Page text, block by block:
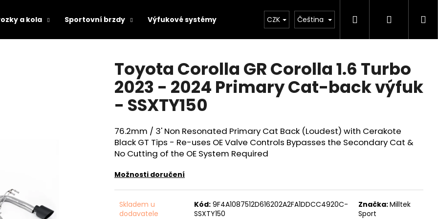
a kola Sportovní brzdy Výfukové systémy Chiptuning Projekty Exteriér Ostatní
CZK Čeština Hledat
Toyota Corolla GR Corolla 1.6 Turbo
2023 - 2024 Primary Cat-back výfuk
- SSXTY150
76.2mm / 3' Non Resonated Primary Cat Back (Loudest) with Cerakote
Black GT Tips - Re-uses OE Valve Controls Bypasses the Secondary Cat &
No Cutting of the OE System Required
Možnosti doručení
Skladem u
dodavatele
Kód: 9F4A1087512D616202A2FA1DDCC4920C-
SSXTY150
Značka:Milltek
Sport
HLEDAT
Následující